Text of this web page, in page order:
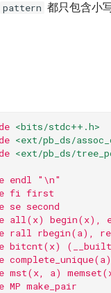
pattern 都只包含小
<bits/stdc++.h>
<ext/pb_ds/
<ext/pb_ds/
endl "\n"
fi first
se second
all(x) begin(x),
rall rbegin(a),
bitcnt(x)
mst(x, a)
MP make_pair